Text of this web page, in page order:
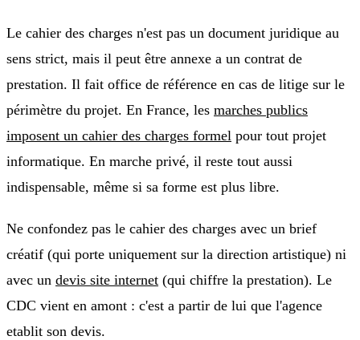
Le cahier des charges n'est pas un document juridique au
sens strict, mais il peut être annexe a un contrat de
prestation. Il fait office de référence en cas de litige sur le
périmètre du projet. En France, les marches publics
imposent un cahier des charges formel pour tout projet
informatique. En marche privé, il reste tout aussi
indispensable, même si sa forme est plus libre.
Ne confondez pas le cahier des charges avec un brief
créatif (qui porte uniquement sur la direction artistique) ni
avec un devis site internet (qui chiffre la prestation). Le
CDC vient en amont : c'est a partir de lui que l'agence
etablit son devis.